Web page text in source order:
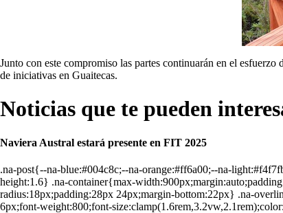
Junto con este compromiso las partes continuarán en el
de iniciativas en Guaitecas.
Noticias que te pueden
Naviera Austral estará presente en FIT 2025
.na-post{--na-blue:#004c8c;--na-orange:#ff6a00;--na-
height:1.6} .na-container{max-
radius:18px;padding:28px 24px;margin-bottom:22px} .na-
6px;font-weight:800;font-